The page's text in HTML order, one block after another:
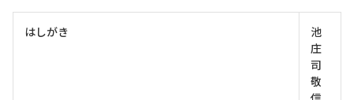
はしがき
池
庄
司
敬